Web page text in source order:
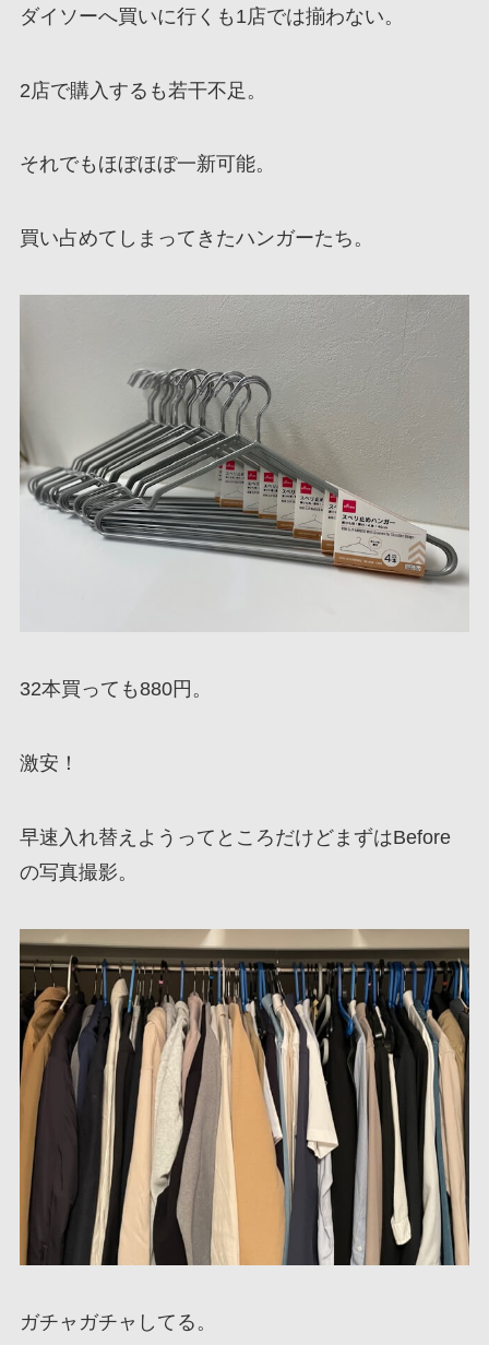
ダイソーへ買いに行くも1店では揃わない。
2店で購入するも若干不足。
それでもほぼほぼ一新可能。
買い占めてしまってきたハンガーたち。
32本買っても880円。
激安！
早速入れ替えようってところだけどまずはBefore
の写真撮影。
ガチャガチャしてる。